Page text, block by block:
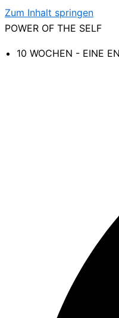
Zum Inhalt springen
POWER OF THE SELF
10 WOCHEN - EINE